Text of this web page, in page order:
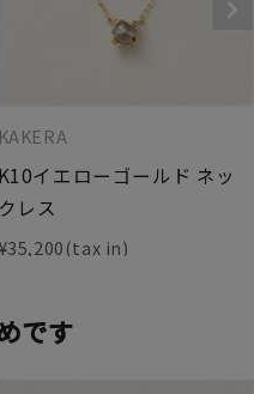
KAKERA
K10イエローゴールド ネッ
クレス
¥35,200
です